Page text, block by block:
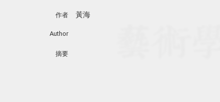
作者 黃海
Author
摘要